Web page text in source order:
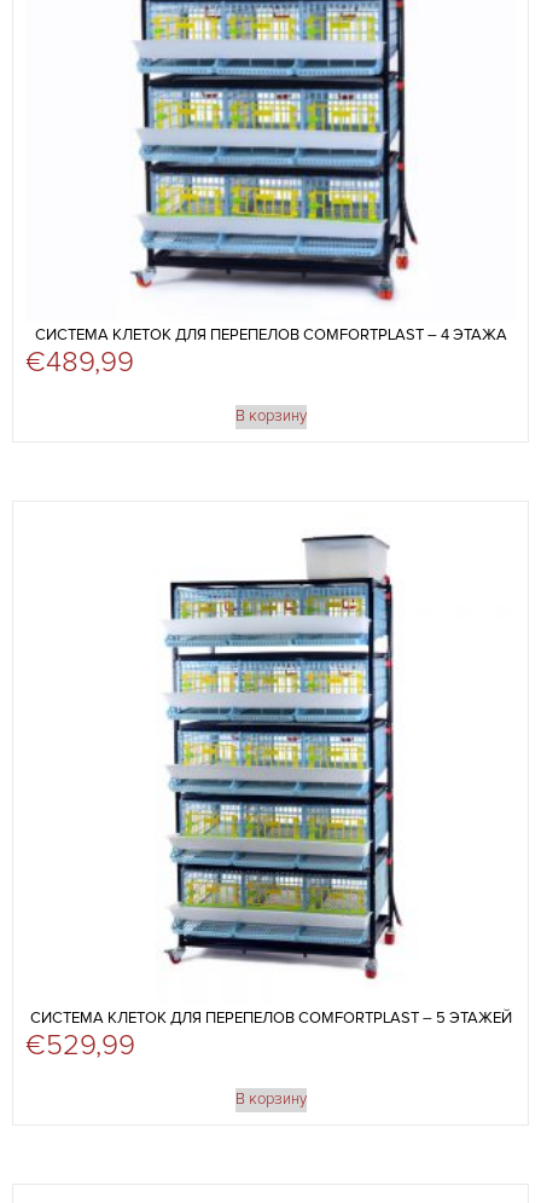
СИСТЕМА КЛЕТОК ДЛЯ ПЕРЕПЕЛОВ COMFORTPLAST – 4 ЭТАЖА
€489,99
В корзину
СИСТЕМА КЛЕТОК ДЛЯ ПЕРЕПЕЛОВ COMFORTPLAST – 5 ЭТАЖЕЙ
€529,99
В корзину